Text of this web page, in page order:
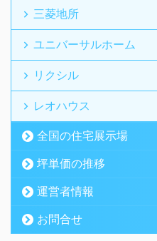
三菱地所
ユニバーサルホーム
リクシル
レオハウス
全国の住宅展示場
坪単価の推移
運営者情報
お問合せ